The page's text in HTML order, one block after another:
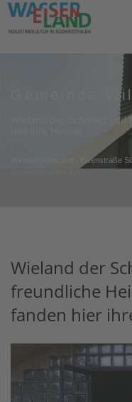
Gemeinde
Wieland der Schmied
Eisenstraße
Wieland der
freundliche
fanden hier